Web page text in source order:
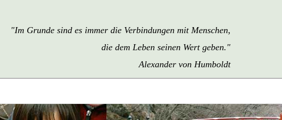
"Im Grunde sind es immer die Verbindungen mit Menschen,
die dem Leben seinen Wert geben."
Alexander von Humboldt